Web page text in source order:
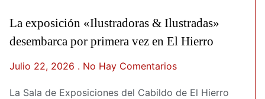
La exposición «Ilustradoras & Ilustradas»
desembarca por primera vez en El Hierro
Julio 22, 2026 No Hay Comentarios
La Sala de Exposiciones del Cabildo de El Hierro